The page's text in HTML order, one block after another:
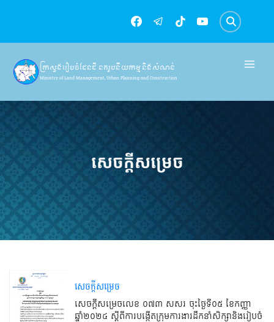
content
ក្រសួងរៀបចំដែនដី នគរូបនីយកម្ម និងសំណង់
Ministry of Land Management, Urban Planning and Construction
សេចក្តីសម្រេច
សេចក្តីសម្រេច
សេចក្ដីសម្រេចលេខ ០៧៣ សសរ ចុះថ្ងៃទី០៥ ខែកញ្ញា
ឆ្នាំ២០២៤ ស្ដីពីការបង្កើតក្រុមការងារដឹកនាំសិក្សានិងរៀបចំ